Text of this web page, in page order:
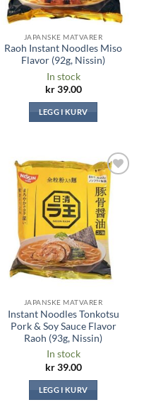
JAPANSKE MATVARER
Raoh Instant Noodles Miso
Flavor (92g, Nissin)
In stock
kr39.00
LEGG I KURV
Legg til i
ønskeliste
JAPANSKE MATVARER
Instant Noodles Tonkotsu
Pork & Soy Sauce Flavor
Raoh (93g, Nissin)
In stock
kr39.00
LEGG I KURV